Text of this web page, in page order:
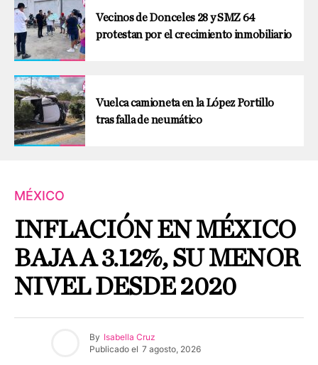
Vecinos de Donceles 28 y SMZ 64
protestan por el crecimiento inmobiliario
Vuelca camioneta en la López Portillo
tras falla de neumático
MÉXICO
INFLACIÓN EN MÉXICO
BAJA A 3.12%, SU MENOR
NIVEL DESDE 2020
By Isabella Cruz
Publicado el 7 agosto, 2026